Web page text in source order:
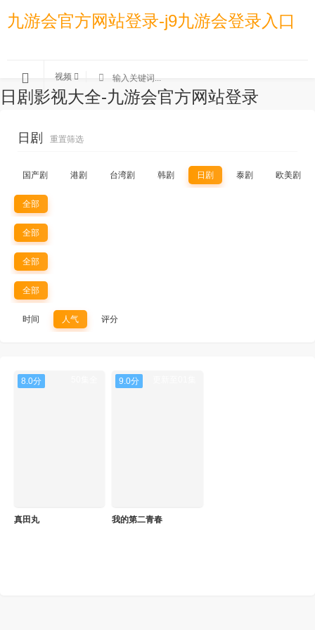
日剧影视大全-九游会官方网站登录
九游会官方网站登录-j9九游会登录入口
视频
日剧 重置筛选
国产剧 港剧 台湾剧 韩剧 日剧 泰剧 欧美剧
全部
全部
全部
全部
时间 人气 评分
8.0分
真田丸
9.0分
我的第二青春